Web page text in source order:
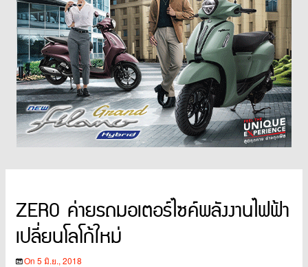
ZERO ค่ายรถมอเตอร์ไซค์พลังงานไฟฟ้า
เปลี่ยนโลโก้ใหม่
On 5 มิ.ย., 2018